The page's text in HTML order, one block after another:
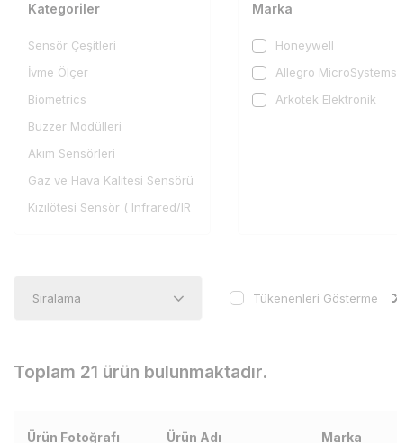
Kategoriler
Sensör Çeşitleri
İvme Ölçer
Biometrics
Buzzer Modülleri
Akım Sensörleri
Gaz ve Hava Kalitesi Sensörü
Kızılötesi Sensör ( Infrared/IR
Diğer Sensör Çeşitleri
Marka
Honeywell
Allegro MicroSystems
Arkotek Elektronik
Tükenenleri Gösterme
Toplam 21 ürün bulunmaktadır.
Ürün Fotoğrafı Ürün Adı Marka